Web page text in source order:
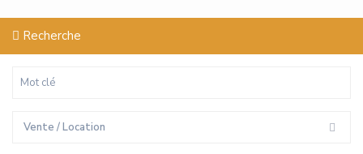
Recherche
Vente / Location